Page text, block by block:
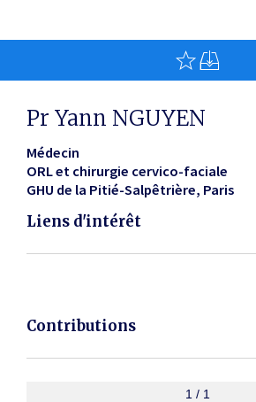
Pr Yann NGUYEN
Médecin
ORL et chirurgie cervico-faciale
GHU de la Pitié-Salpêtrière Paris
Liens d'intérêt
Contributions
1 / 1